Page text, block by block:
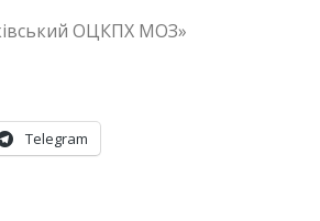
ОЦКПХ МОЗ»
Telegram